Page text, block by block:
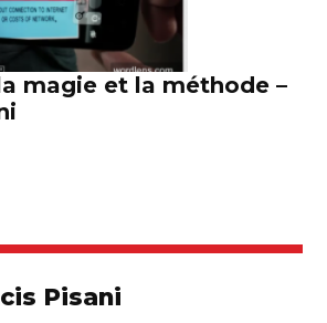
magie et la méthode –
Pisani